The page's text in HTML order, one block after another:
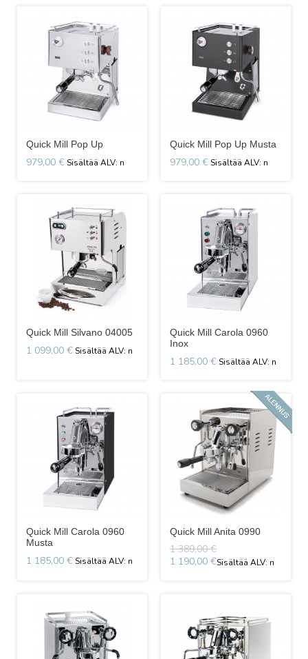
Quick Mill Pop Up
979,00 €
Quick Mill Pop Up Musta
979,00 €
Quick Mill Silvano 04005
1 099,00 €
Quick Mill Carola 0960
Inox
1 185,00 €
Quick Mill Carola 0960
Musta
1 185,00 €
Quick Mill Anita 0990
1 389,00 €
1 190,00 €